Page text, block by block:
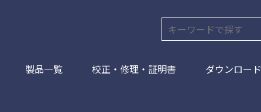
製品一覧 校正・修理・証明書 ダウンロード